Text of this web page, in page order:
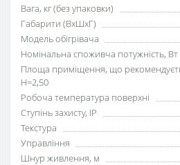
Вага, кг (без упаковки)
Габарити (ВхШхГ)
Модель обігрівача
Номінальна споживча потужність, Вт
Площа приміщення, що
H=2,50
Робоча температура поверхні
Ступінь захисту, IP
Текстура
Управління
Шнур живлення, м